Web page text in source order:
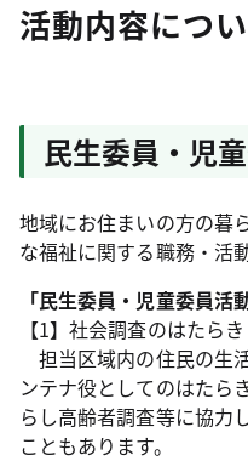
活動内容につ
民生委員・児
地域にお住まいの方の暮
な福祉に関する職務・活
「民生委員・児童委員活
【1】社会調査のはたらき
担当区域内の住民の生
ンテナ役としてのはたら
らし高齢者調査等に協力
こともあります。